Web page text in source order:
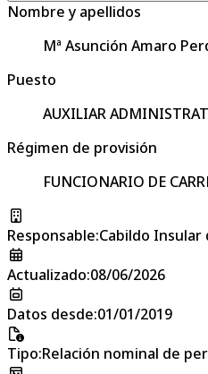
Nombre y apellidos
Mª Asunción Amaro
Puesto
AUXILIAR
Régimen de provisión
FUNCIONARIO DE
Responsable:Cabildo Insular
Actualizado:08/06/2026
Datos desde:01/01/2019
Tipo:Relación nominal de